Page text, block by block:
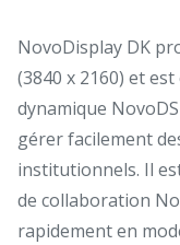
NovoDisplay DK
(3840 x 2160) et
dynamique
gérer facilement
institutionnels. Il
de collaboration
rapidement en